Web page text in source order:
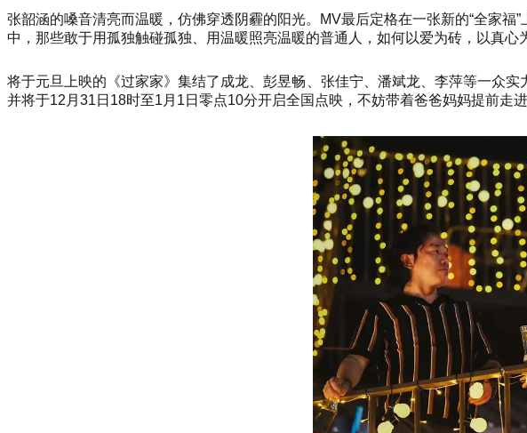
张韶涵的嗓音清亮而温暖，仿佛穿透阴霾的阳光。MV最后定格在一张新的“全家
中，那些敢于用孤独触碰孤独、用温暖照亮温暖的普通人，如何以爱为砖，以真心
将于元旦上映的《过家家》集结了成龙、彭昱畅、张佳宁、潘斌龙、李萍等一众
并将于12月31日18时至1月1日零点10分开启全国点映，不妨带着爸爸妈妈提前走